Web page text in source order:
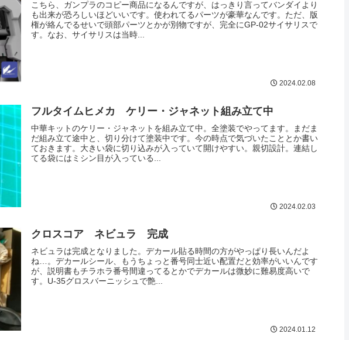
こちら、ガンプラのコピー商品になるんですが、はっきり言ってバンダイより
も出来が恐ろしいほどいいです。使われてるパーツが豪華なんです。ただ、版
権が絡んでるせいで頭部パーツとかが別物ですが、完全にGP-02サイサリスで
す。なお、サイサリスは当時...
2024.02.08
フルタイムヒメカ ケリー・ジャネット組み立て中
中華キットのケリー・ジャネットを組み立て中。全塗装でやってます。まだま
だ組み立て途中と、切り分けて塗装中です。今の時点で気づいたこととか書い
ておきます。大きい袋に切り込みが入っていて開けやすい。親切設計。連結し
てる袋にはミシン目が入っている...
2024.02.03
クロスコア ネビュラ 完成
ネビュラは完成となりました。デカール貼る時間の方がやっぱり長いんだよ
ね…。デカールシール、もうちょっと番号同士近い配置だと効率がいいんです
が、説明書もチラホラ番号間違ってるとかでデカールは微妙に難易度高いで
す。U-35グロスバーニッシュで艶...
2024.01.12